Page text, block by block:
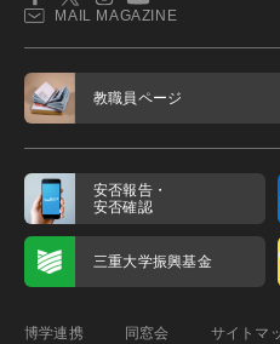
MAIL MAGAZINE
教職員ページ
安否報告・
安否確認
三重大学振興基金
博学連携 同窓会 サイトマ